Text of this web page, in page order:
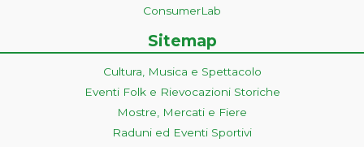
ConsumerLab
Sitemap
Cultura, Musica e Spettacolo
Eventi Folk e Rievocazioni Storiche
Mostre, Mercati e Fiere
Raduni ed Eventi Sportivi